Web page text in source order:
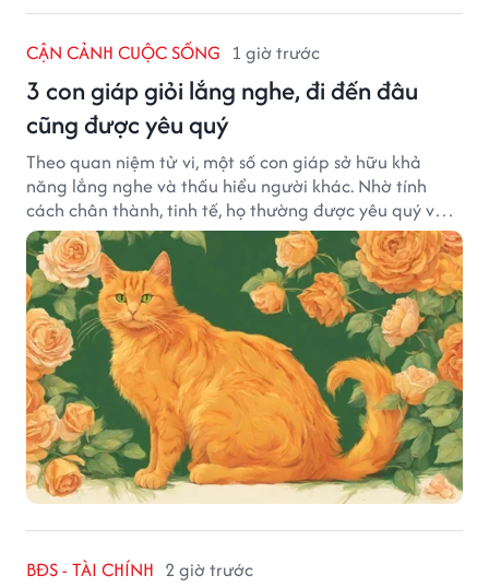
CẬN CẢNH CUỘC SỐNG 1 giờ trước
3 con giáp giỏi lắng nghe, đi đến đâu
cũng được yêu quý
Theo quan niệm tử vi, một số con giáp sở hữu khả
năng lắng nghe và thấu hiểu người khác. Nhờ tính
cách chân thành, tinh tế, họ thường được yêu quý và
tạo dựng nhiều mối quan hệ tốt đẹp.
BĐS - TÀI CHÍNH 2 giờ trước